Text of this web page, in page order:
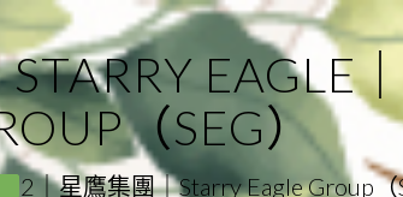
EAGLE
（SEG）
2｜星鷹集團｜Starry Eagle Group（